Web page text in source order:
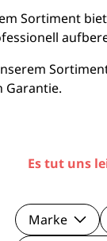
Xiaomi
Sortiment
Garantie.
Es tut uns
Marke